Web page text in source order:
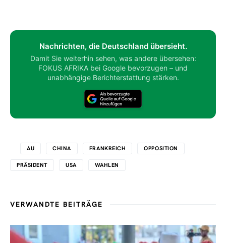
Nachrichten, die Deutschland übersieht.
Damit Sie weiterhin sehen, was andere übersehen:
FOKUS AFRIKA bei Google bevorzugen – und
unabhängige Berichterstattung stärken.
AU CHINA FRANKREICH OPPOSITION
PRÄSIDENT USA WAHLEN
VERWANDTE BEITRÄGE